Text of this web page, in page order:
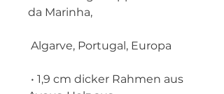
da Marinha,
Algarve, Portugal, Europa